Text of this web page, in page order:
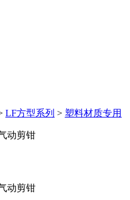
LF方型系列 > 塑料材质专用